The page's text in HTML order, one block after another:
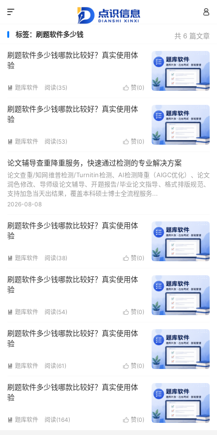


共 6 篇文章
标签：刷题软件多少钱
刷题软件多少钱哪款比较好？真实使用体
验
 赞(0)
 题库软件 阅读(35)
刷题软件多少钱哪款比较好？真实使用体
验
 赞(0)
 题库软件 阅读(53)
论文辅导查重降重服务，快速通过检测的专业解决方案
论文查重/知网维普检测/Turnitin检测、AI检测降重（AIGC优化）、论文
润色修改、导师级论文辅导、开题报告/毕业论文指导、格式排版规范、
支持加急当天出结果，覆盖本科硕士博士全流程服务...
2026-08-08
刷题软件多少钱哪款比较好？真实使用体
验
 赞(0)
 题库软件 阅读(38)
刷题软件多少钱哪款比较好？真实使用体
验
 赞(0)
 题库软件 阅读(54)
刷题软件多少钱哪款比较好？真实使用体
验
 赞(0)
 题库软件 阅读(61)
刷题软件多少钱哪款比较好？真实使用体
验
 赞(0)
 题库软件 阅读(164)